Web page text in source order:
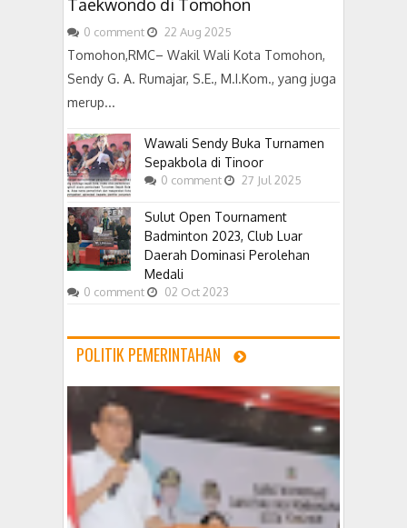
Taekwondo di Tomohon
0 comment 22 Aug 2025
Tomohon,RMC– Wakil Wali Kota Tomohon,
Sendy G. A. Rumajar, S.E., M.I.Kom., yang juga
merup...
Wawali Sendy Buka Turnamen
Sepakbola di Tinoor
0 comment 27 Jul 2025
Sulut Open Tournament
Badminton 2023, Club Luar
Daerah Dominasi Perolehan
Medali
0 comment 02 Oct2023
POLITIK PEMERINTAHAN